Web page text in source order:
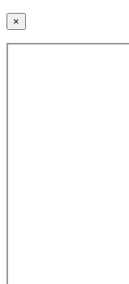
×